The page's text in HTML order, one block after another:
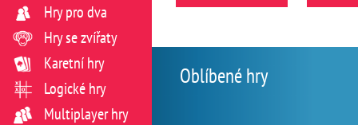
Oblíbené hry
Hry pro dva
Hry se zvířaty
Karetní hry
Logické hry
Multiplayer hry